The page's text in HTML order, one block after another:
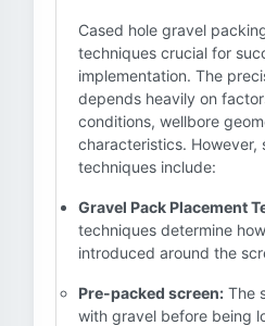
Cased hole gravel
techniques crucial for
implementation. The
depends heavily on
conditions, wellbore
characteristics. However,
techniques include:
Gravel Pack Placement
techniques determine
introduced around the
Pre-packed screen: The
with gravel before being